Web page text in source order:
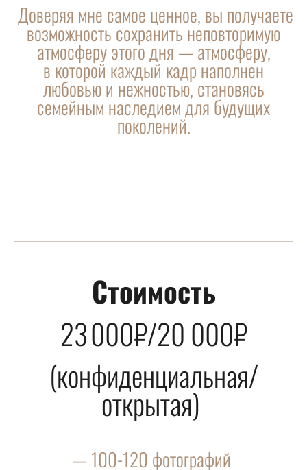
Доверяя мне самое ценное, вы получаете
возможность сохранить неповторимую
атмосферу этого дня — атмосферу,
в которой каждый кадр наполнен
любовью и нежностью, становясь
семейным наследием для будущих
поколений.
Стоимость
23 000₽/20 000₽
(конфиденциальная/
открытая)
— 100-120 фотографий